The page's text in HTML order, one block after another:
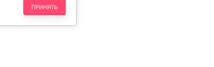
ПРИНЯТЬ